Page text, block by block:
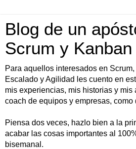
Blog de un
Scrum y Kanban
Para aquellos interesados en
Escalado y Agilidad les cuento en
mis experiencias, mis historias y mis
coach de equipos y empresas, como
Piensa dos veces, hazlo bien a la
acabar las cosas importantes al
bisemanal.